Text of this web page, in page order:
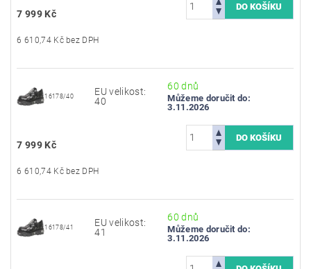
7 999 Kč
6 610,74 Kč bez DPH
16178/40
EU velikost:
40
60 dnů
Můžeme doručit do:
3.11.2026
7 999 Kč
6 610,74 Kč bez DPH
16178/41
EU velikost:
41
60 dnů
Můžeme doručit do:
3.11.2026